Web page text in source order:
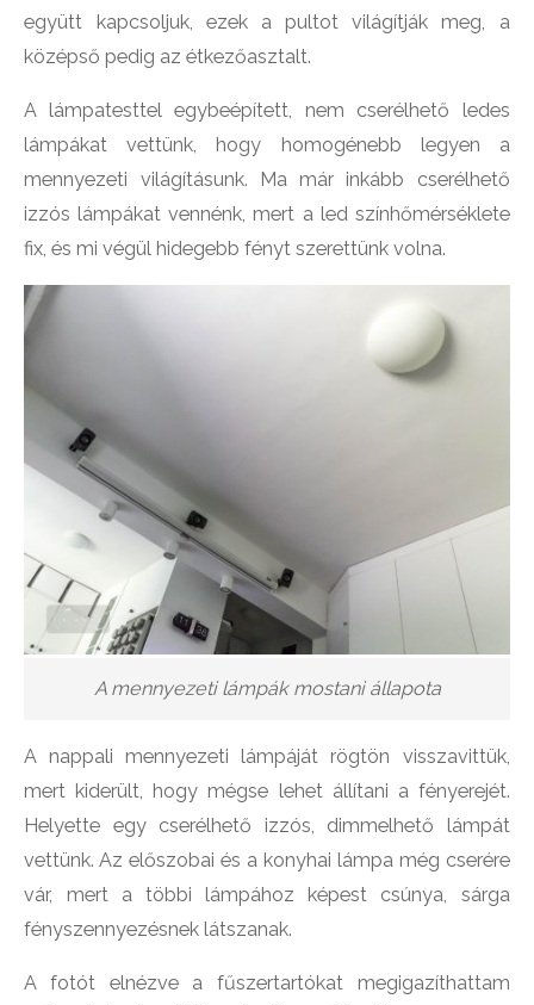
együtt kapcsoljuk, ezek a pultot világítják meg, a
középső pedig az étkezőasztalt.
A lámpatesttel egybeépített, nem cserélhető ledes
lámpákat vettünk, hogy homogénebb legyen a
mennyezeti világításunk. Ma már inkább cserélhető
izzós lámpákat vennénk, mert a led színhőmérséklete
fix, és mi végül hidegebb fényt szerettünk volna.
A mennyezeti lámpák mostani állapota
A nappali mennyezeti lámpáját rögtön visszavittük,
mert kiderült, hogy mégse lehet állítani a fényerejét.
Helyette egy cserélhető izzós, dimmelhető lámpát
vettünk. Az előszobai és a konyhai lámpa még cserére
vár, mert a többi lámpához képest csúnya, sárga
fényszennyezésnek látszanak.
A fotót elnézve a fűszertartókat megigazíthattam